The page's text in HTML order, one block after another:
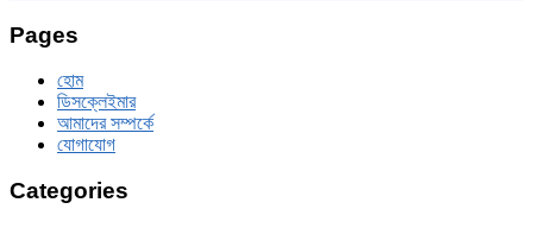
Pages
হোম
ডিসক্লেইমার
আমাদের সম্পর্কে
যোগাযোগ
Categories